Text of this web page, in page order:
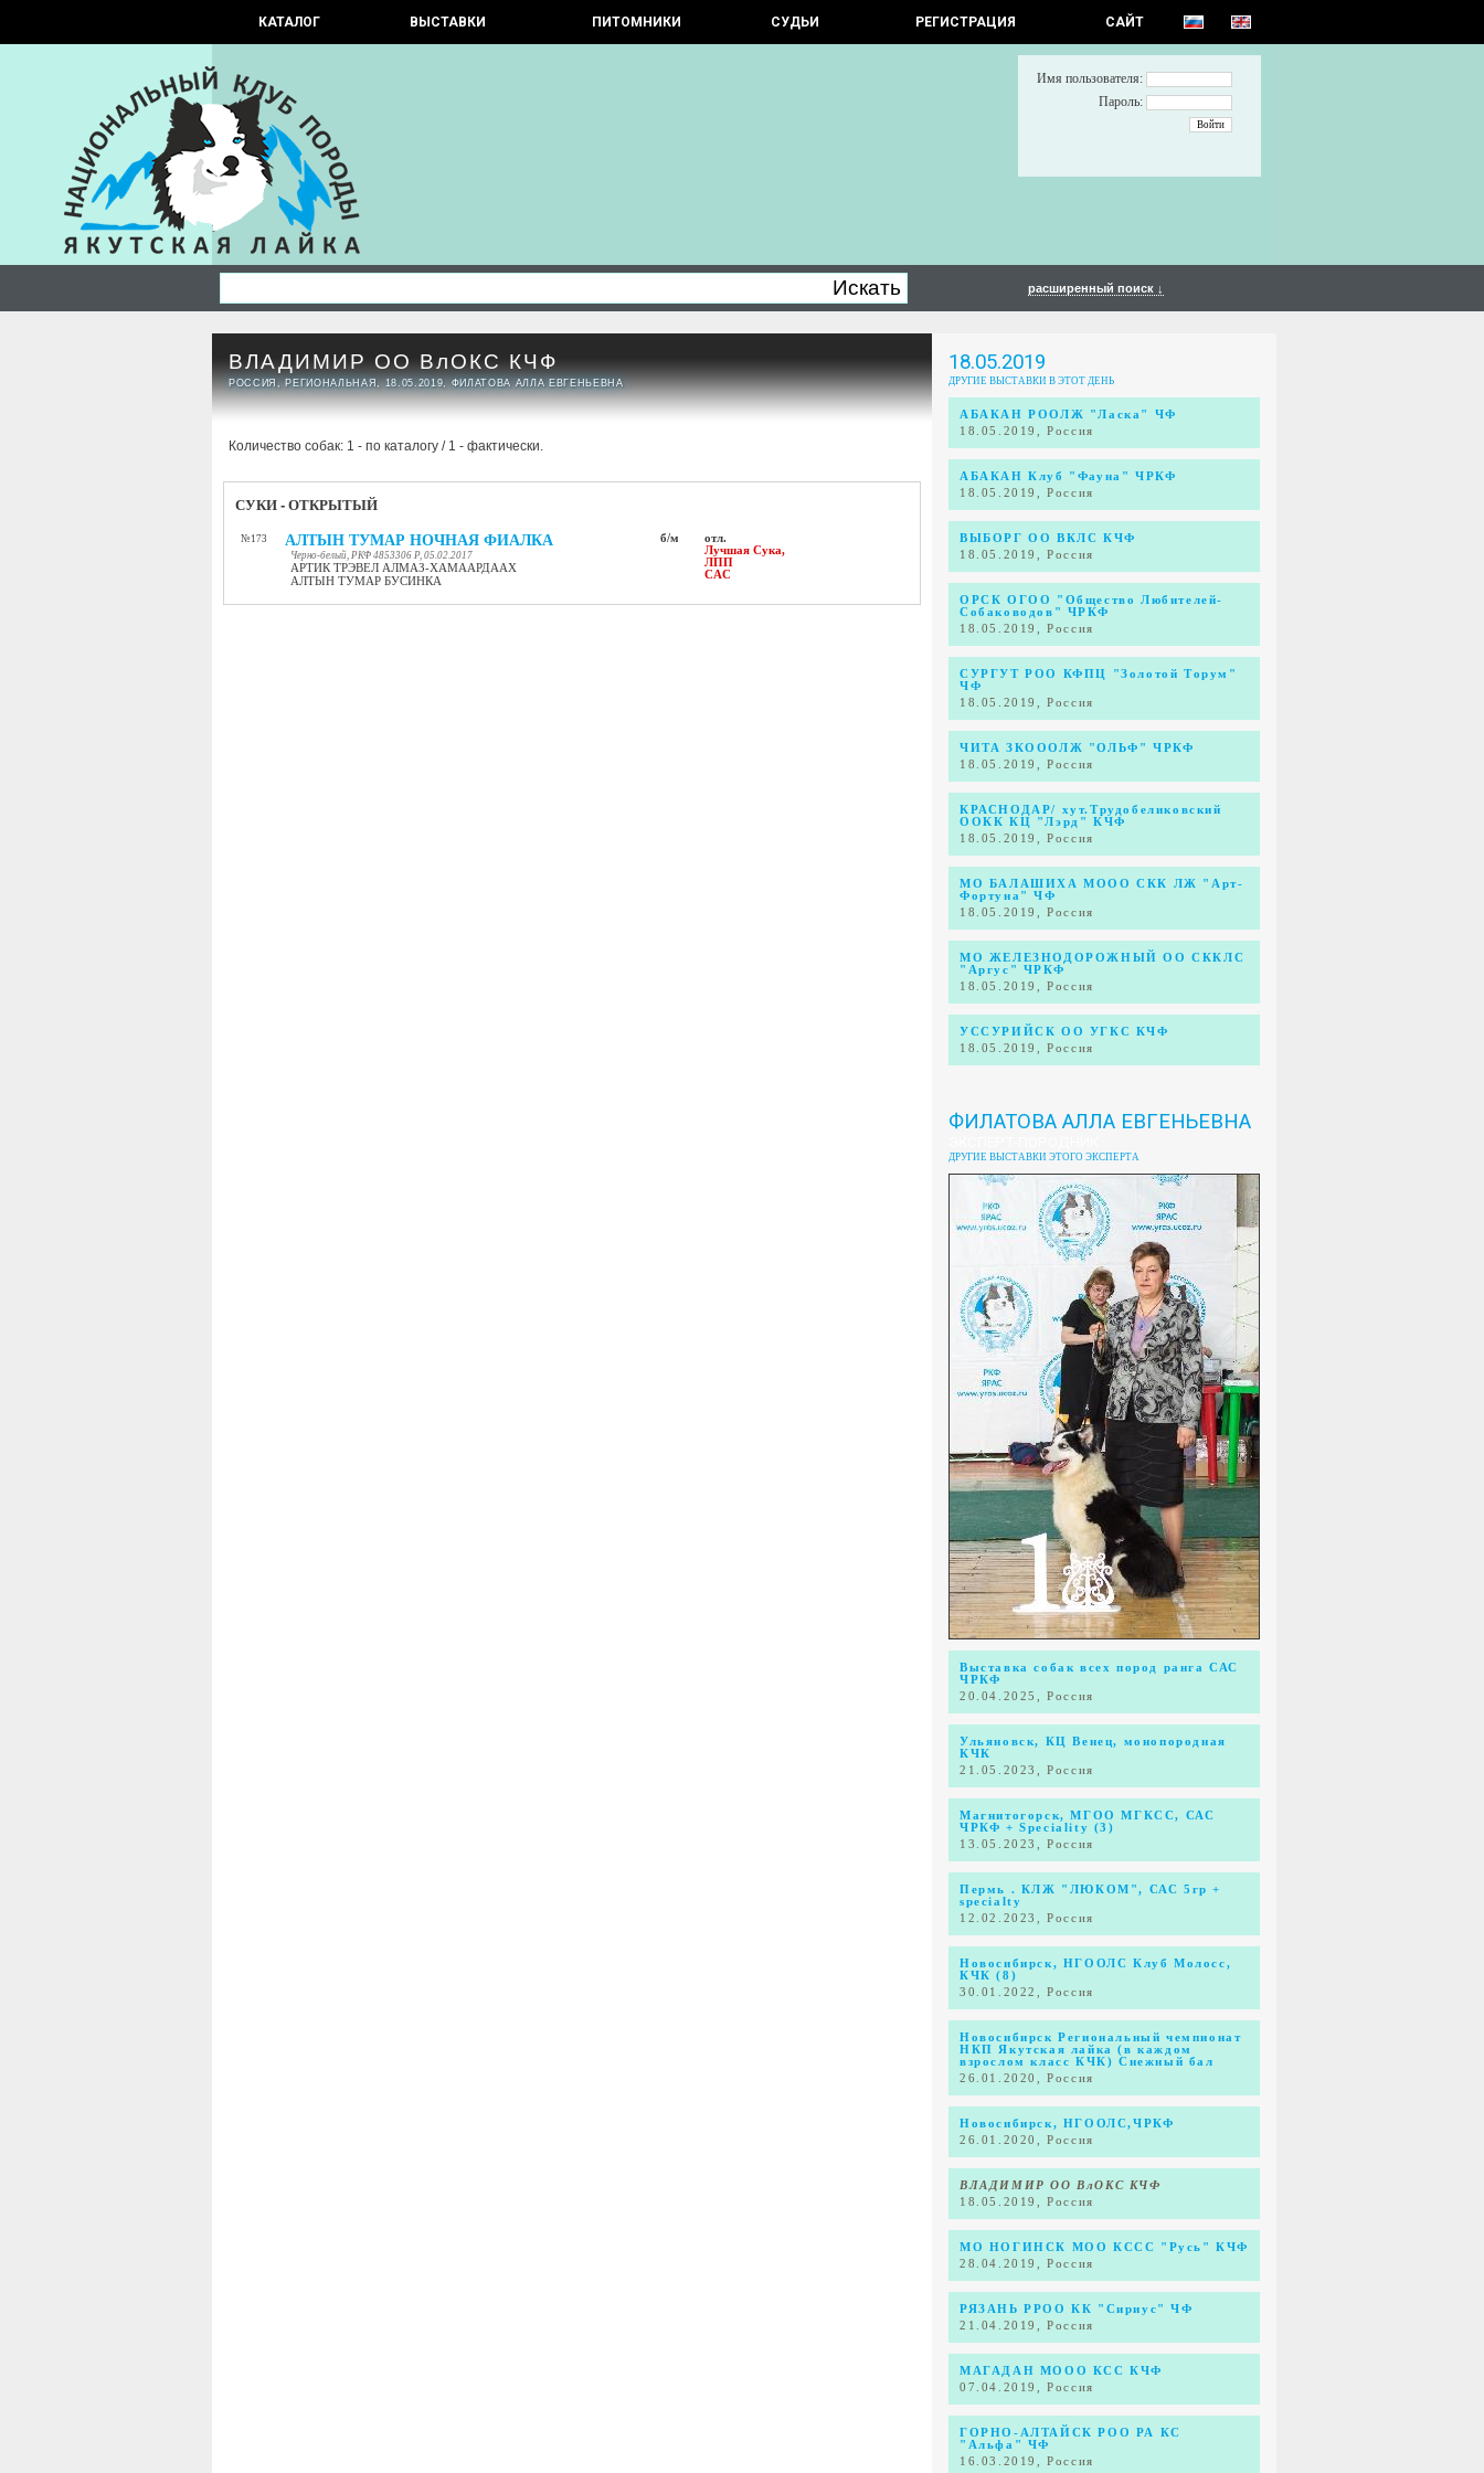
КАТАЛОГ ВЫСТАВКИ ПИТОМНИКИ СУДЬИ РЕГИСТРАЦИЯ САЙТ
Имя пользователя:
Пароль:
расширенный поиск ↓
ВЛАДИМИР ОО ВлОКС КЧФ
РОССИЯ, РЕГИОНАЛЬНАЯ, 18.05.2019, ФИЛАТОВА АЛЛА ЕВГЕНЬЕВНА
Количество собак: 1 - по каталогу / 1 - фактически.
СУКИ - ОТКРЫТЫЙ
№173 АЛТЫН ТУМАР НОЧНАЯ ФИАЛКА
Черно-белый, РКФ 4853306 Р, 05.02.2017
АРТИК ТРЭВЕЛ АЛМАЗ-ХАМААРДААХ
АЛТЫН ТУМАР БУСИНКА
б/м
отл.
Лучшая Сука,
ЛПП
CAC
18.05.2019
ДРУГИЕ ВЫСТАВКИ В ЭТОТ ДЕНЬ
АБАКАН РООЛЖ "Ласка" ЧФ
18.05.2019, Россия
АБАКАН Клуб "Фауна" ЧРКФ
18.05.2019, Россия
ВЫБОРГ ОО ВКЛС КЧФ
18.05.2019, Россия
ОРСК ОГОО "Общество Любителей-
Собаководов" ЧРКФ
18.05.2019, Россия
СУРГУТ РОО КФПЦ "Золотой Торум"
ЧФ
18.05.2019, Россия
ЧИТА ЗКОООЛЖ "ОЛЬФ" ЧРКФ
18.05.2019, Россия
КРАСНОДАР/ хут.Трудобеликовский
ООКК КЦ "Лэрд" КЧФ
18.05.2019, Россия
МО БАЛАШИХА МООО СКК ЛЖ "Арт-
Фортуна" ЧФ
18.05.2019, Россия
МО ЖЕЛЕЗНОДОРОЖНЫЙ ОО СККЛС
"Аргус" ЧРКФ
18.05.2019, Россия
УССУРИЙСК ОО УГКС КЧФ
18.05.2019, Россия
ФИЛАТОВА АЛЛА ЕВГЕНЬЕВНА
ДРУГИЕ ВЫСТАВКИ ЭТОГО ЭКСПЕРТА
Выставка собак всех пород ранга САС
ЧРКФ
20.04.2025, Россия
Ульяновск, КЦ Венец, монопородная
КЧК
21.05.2023, Россия
Магнитогорск, МГОО МГКСС, САС
ЧРКФ + Speciality (3)
13.05.2023, Россия
Пермь . КЛЖ "ЛЮКОМ", САС 5гр +
specialty
12.02.2023, Россия
Новосибирск, НГООЛС Клуб Молосс,
КЧК (8)
30.01.2022, Россия
Новосибирск Региональный чемпионат
НКП Якутская лайка (в каждом
взрослом класс КЧК) Снежный бал
26.01.2020, Россия
Новосибирск, НГООЛС,ЧРКФ
26.01.2020, Россия
ВЛАДИМИР ОО ВлОКС КЧФ
18.05.2019, Россия
МО НОГИНСК МОО КССС "Русь" КЧФ
28.04.2019, Россия
РЯЗАНЬ РРОО КК "Сириус" ЧФ
21.04.2019, Россия
МАГАДАН МООО КСС КЧФ
07.04.2019, Россия
ГОРНО-АЛТАЙСК РОО РА КС
"Альфа" ЧФ
16.03.2019, Россия